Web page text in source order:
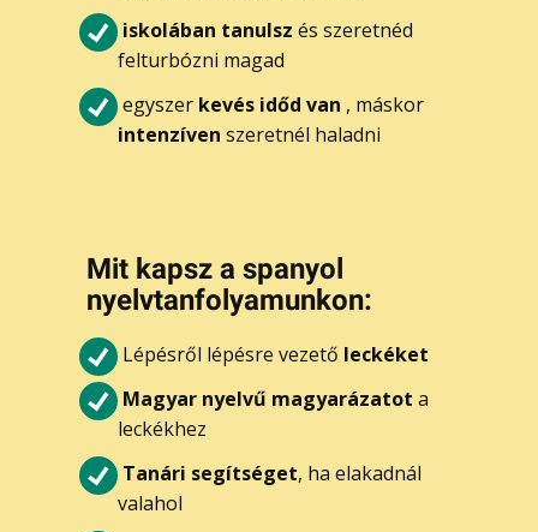
iskolában tanulsz és szeretnéd
felturbózni magad
egyszer kevés időd van , máskor
intenzíven szeretnél haladni
Mi​t kapsz a spanyol
nyelvtanfolyamunkon:
Lépésről lépésre vezető leckéket
Magyar nyelvű magyarázatot a
leckékhez
Tanári segítséget, ha elakadnál
valahol